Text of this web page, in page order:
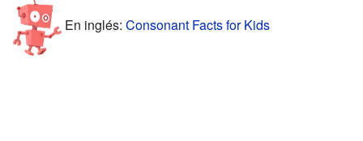
En inglés: Consonant Facts for Kids